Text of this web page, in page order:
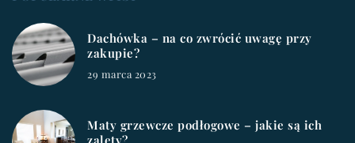
Dachówka – na co zwrócić uwagę przy
zakupie?
29 marca 2023
Maty grzewcze podłogowe – jakie są ich
zalety?